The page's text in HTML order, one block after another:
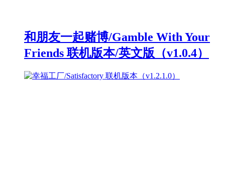
和朋友一起赌博/Gamble With Your
Friends 联机版本/英文版（v1.0.4）